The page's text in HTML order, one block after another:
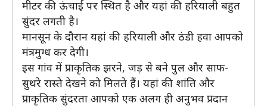
मीटर की ऊंचाई पर स्थित है और यहां की हरियाली बहुत
सुंदर लगती है।
मानसून के दौरान यहां की हरियाली और ठंडी हवा आपको
मंत्रमुग्ध कर देगी।
इस गांव में प्राकृतिक झरने, जड़ से बने पुल और साफ-
सुथरे रास्ते देखने को मिलते हैं। यहां की शांति और
प्राकृतिक सुंदरता आपको एक अलग ही अनुभव प्रदान